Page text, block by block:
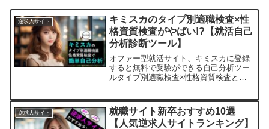
逆求人サイト
キミスカのタイプ別適職検査×性
格資質検査がやばい!?【就活自己
分析診断ツール】
オファー型就活サイト、キミスカに登録
すると無料で受験ができる自己分析ツー
ルタイプ別適職検査×性格資質検査と
逆求人サイト
就職サイト新卒おすすめ10選
【人気逆求人サイトランキング】